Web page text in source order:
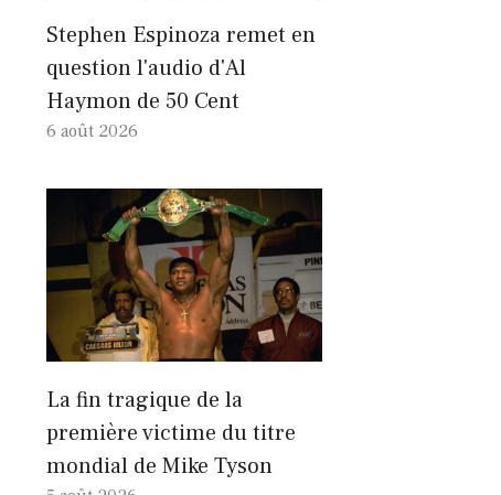
Stephen Espinoza remet en
question l'audio d'Al
Haymon de 50 Cent
6 août 2026
La fin tragique de la
première victime du titre
mondial de Mike Tyson